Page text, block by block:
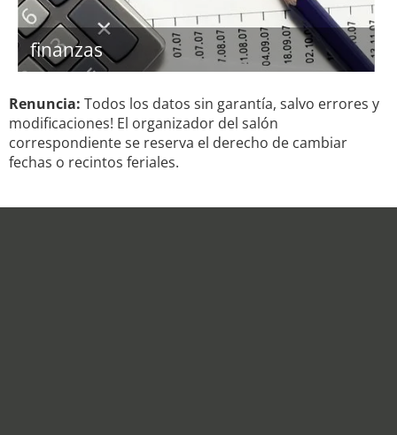
finanzas
Renuncia: Todos los datos sin garantía, salvo errores y
modificaciones! El organizador del salón
correspondiente se reserva el derecho de cambiar
fechas o recintos feriales.